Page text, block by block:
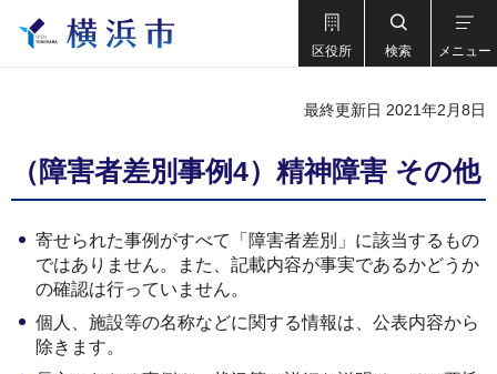
区役所 検索 メニュー
最終更新日 2021年2月8日
（障害者差別事例4）精神障害 その他
寄せられた事例がすべて「障害者差別」に該当するもの
ではありません。また、記載内容が事実であるかどうか
の確認は行っていません。
個人、施設等の名称などに関する情報は、公表内容から
除きます。